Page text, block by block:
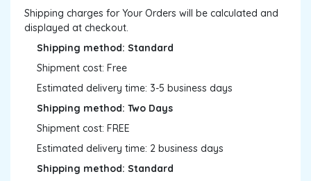
Shipping charges for Your Orders will be calculated and
displayed at checkout.
Shipping method: Standard
Shipment cost: Free
Estimated delivery time: 3-5 business days
Shipping method: Two Days
Shipment cost: FREE
Estimated delivery time: 2 business days
Shipping method: Standard